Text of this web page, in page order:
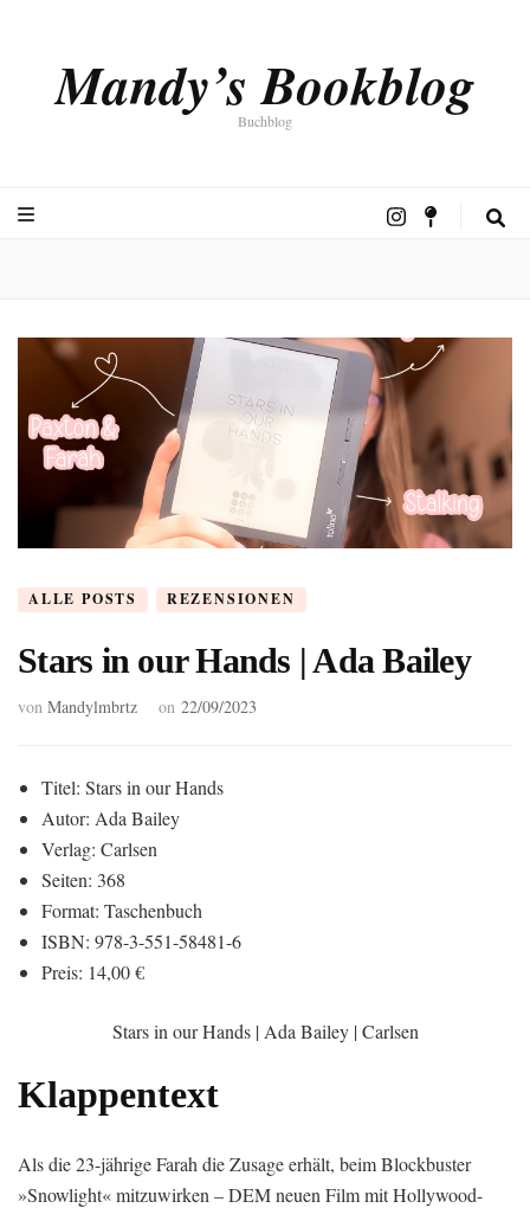
Mandy’s Bookblog
Buchblog
ALLE POSTS REZENSIONEN
Stars in our Hands | Ada Bailey
von Mandylmbrtz on 22/09/2023
Titel: Stars in our Hands
Autor: Ada Bailey
Verlag: Carlsen
Seiten: 368
Format: Taschenbuch
ISBN: 978-3-551-58481-6
Preis: 14,00 €
Stars in our Hands | Ada Bailey | Carlsen
Klappentext
Als die 23-jährige Farah die Zusage erhält, beim Blockbuster
»Snowlight« mitzuwirken – DEM neuen Film mit Hollywood-